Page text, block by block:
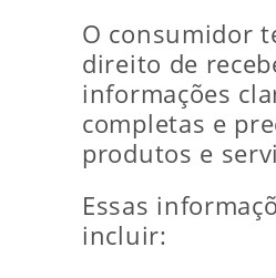
O consumidor
direito de
informações
completas e
produtos e
Essas
incluir: